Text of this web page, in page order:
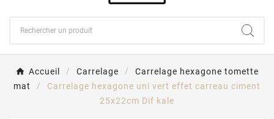
Accueil Carrelage
Carrelage hexagone tomette
mat
Carrelage hexagone uni vert effet carreau ciment
25x22cm Dif kale